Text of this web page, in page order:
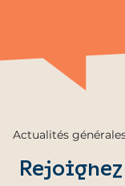
Actualités